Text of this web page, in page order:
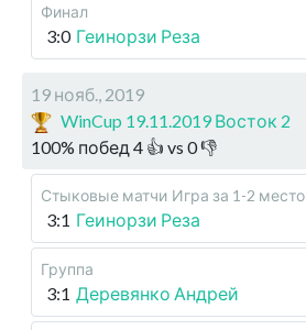
Финал
3:0 Геинорзи Реза
19 нояб., 2019
WinCup 19.11.2019 Восток 2
100% побед 4 👍 vs 0👎
Стыковые матчи Игра за 1-2 место
3:1 Геинорзи Реза
Группа
3:1 Деревянко Андрей